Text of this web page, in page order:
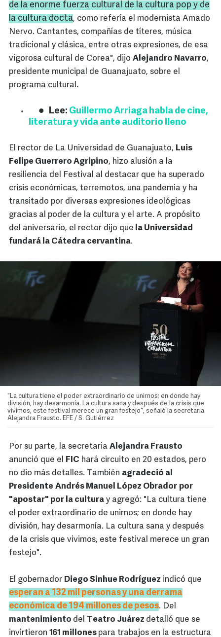
de la enorme fuerza cultural de la cultura pop y de
la cultura docta, como refería el modernista Amado
Nervo. Cantantes, compañías de títeres, música
tradicional y clásica, entre otras expresiones, de esa
vigorosa cultural de Corea", dijo Alejandro Navarro,
presidente municipal de Guanajuato, sobre el
programa cultural.
Lee: Guillermo Arriaga habla de cine,
literatura y vida ante auditorio lleno
El rector de La Universidad de Guanajuato, Luis
Felipe Guerrero Agripino, hizo alusión a la
resiliencia del Festival al destacar que ha superado
crisis económicas, terremotos, una pandemia y ha
transitado por diversas expresiones ideológicas
gracias al poder de la cultura y el arte. A propósito
del aniversario, el rector dijo que la Universidad
fundará la Cátedra cervantina.
"La cultura tiene el poder extraordinario de unirnos; en donde hay
división, hay desarmonía. La cultura sana y después de la crisis que
vivimos, este festival merece un gran festejo", señaló la secretaria
Alejandra Frausto. EFE / S. Gutiérrez
Por su parte, la secretaria Alejandra Frausto
anunció que el
FIC hará circuito en 20 estados, pero
no dio más detalles. También agradeció al
Presidente Andrés Manuel López Obrador por
"apostar" por la cultura y agregó: "La cultura tiene
el poder extraordinario de unirnos; en donde hay
división, hay desarmonía. La cultura sana y después
de la crisis que vivimos, este festival merece un gran
festejo".
El gobernador Diego Sinhue Rodríguez indicó que
esperan a 132 mil personas y una derrama
económica de 194 millones de pesos. Del
mantenimiento del Teatro Juárez detalló que se
invirtieron 161 millones para trabajos en la estructura